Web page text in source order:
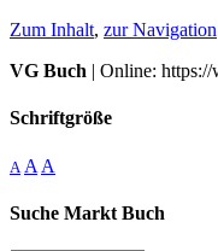
Zum Inhalt, zur Navigation
VG Buch | Online:
Schriftgröße
A A A
Suche Markt Buch